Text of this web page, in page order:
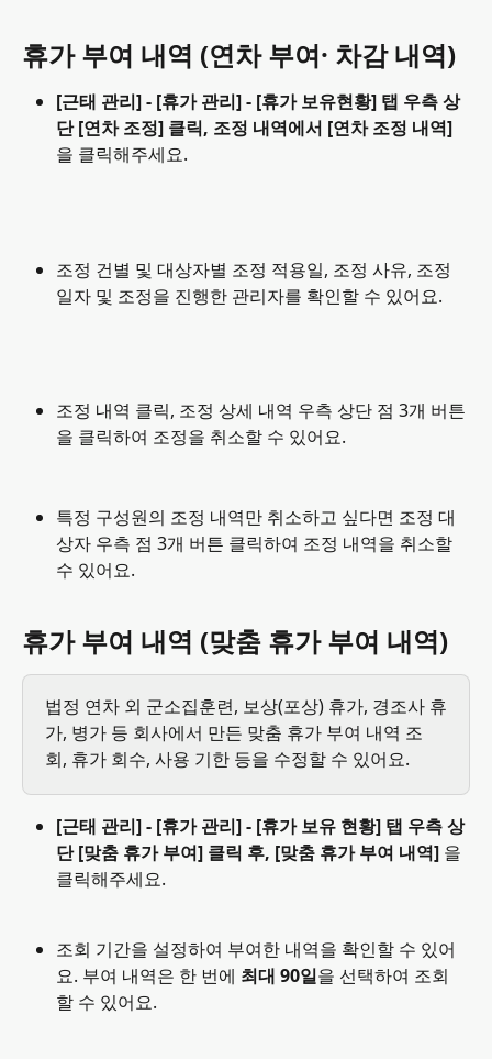
휴가 부여 내역 (연차 부여· 차감 내역)
[근태 관리] - [휴가 관리] - [휴가 보유현황] 탭 우측 상
단 [연차 조정] 클릭, 조정 내역에서 [연차 조정 내역]
을 클릭해주세요.
조정 건별 및 대상자별 조정 적용일, 조정 사유, 조정
일자 및 조정을 진행한 관리자를 확인할 수 있어요.
조정 내역 클릭, 조정 상세 내역 우측 상단 점 3개 버튼
을 클릭하여 조정을 취소할 수 있어요.
특정 구성원의 조정 내역만 취소하고 싶다면 조정 대
상자 우측 점 3개 버튼 클릭하여 조정 내역을 취소할
수 있어요.
휴가 부여 내역 (맞춤 휴가 부여 내역)
법정 연차 외 군소집훈련, 보상(포상) 휴가, 경조사 휴
가, 병가 등 회사에서 만든 맞춤 휴가 부여 내역 조
회, 휴가 회수, 사용 기한 등을 수정할 수 있어요.
[근태 관리] - [휴가 관리] - [휴가 보유 현황] 탭 우측 상
단 [맞춤 휴가 부여] 클릭 후, [맞춤 휴가 부여 내역] 을
클릭해주세요.
조회 기간을 설정하여 부여한 내역을 확인할 수 있어
요. 부여 내역은 한 번에 최대 90일을 선택하여 조회
할 수 있어요.